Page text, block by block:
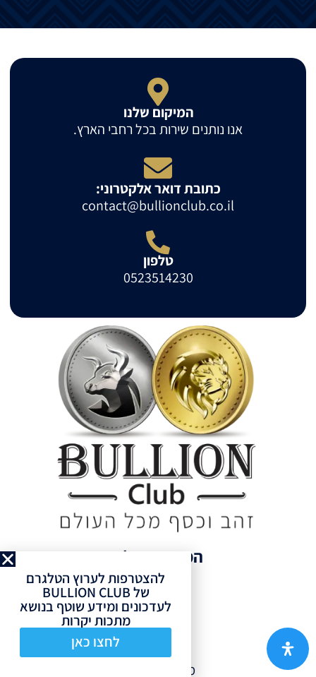
המיקום שלנו
אנו נותנים שירות בכל רחבי הארץ.
כתובת דואר אלקטרוני:
contact@bullionclub.co.il
טלפון
0523514230
המוצרים שלנו
השקעה
מוצרים חדשים
להצטרפות לערוץ הטלגרם
של BULLION CLUB
לעדכונים ומידע שוטף בנושא
מתכות יקרות
לחצו כאן